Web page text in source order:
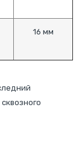
16 мм